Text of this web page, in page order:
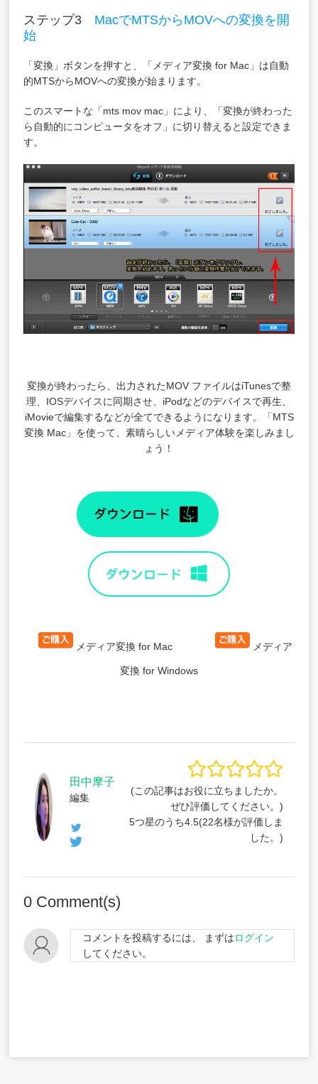
ステップ3 MacでMTSからMOVへの変換を開
始
「変換」ボタンを押すと、「メディア変換 for Mac」は自動
的MTSからMOVへの変換が始まります。
このスマートな「mts mov mac 」により、「変換が終わった
ら自動的にコンピュータをオフ」に切り替えると設定できま
す。
変換が終わったら、出力されたMOV ファイルはiTunesで整
理、IOSデバイスに同期させ、iPodなどのデバイスで再生、
iMovieで編集するなどが全てできるようになります。「MTS
変換 Mac」を使って、素晴らしいメディア体験を楽しみまし
ょう！
メディア変換 for Mac メディア
変換 for Windows
田中摩子
編集
(この記事はお役に立ちましたか。
ぜひ評価してください。)
5つ星のうち4.5(22名様が評価しま
した。)
0 Comment(s)
コメントを投稿するには、 まずはログイン
してください。